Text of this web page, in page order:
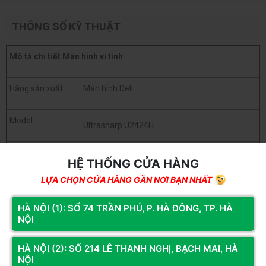
THÔNG SỐ KỸ THUẬT
Mô tả chi tiết Màn hình vi tính
Hãng sản xuất Màn hình Dell
Model Ultrasharp U2424H
23.8 inch
Độ phân giải FHD (1920 x 1080)
Tỉ lệ 16:9
Tấm nền màn
HỆ THỐNG CỬA HÀNG
LỰA CHỌN CỬA HÀNG GẦN NƠI BẠN NHẤT
HÀ NỘI (1): SỐ 74 TRẦN PHÚ, P. HÀ ĐÔNG, TP. HÀ
NỘI
HÀ NỘI (2): SỐ 214 LÊ THANH NGHỊ, BẠCH MAI, HÀ
NỘI